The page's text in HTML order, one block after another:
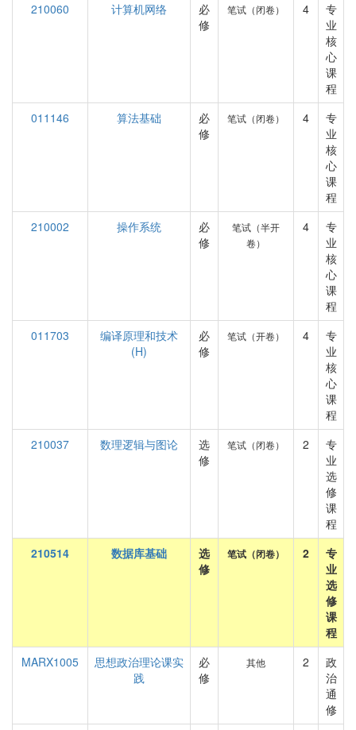
210060
计算机网络
必
修
笔试（闭卷） 4
专
业
核
心
课
程
011146
算法基础
必
修
笔试（闭卷） 4
专
业
核
心
课
程
210002
操作系统
必
修
笔试（半开
卷）
4
专
业
核
心
课
程
011703
编译原理和技术
(H)
必
修
笔试（开卷） 4
专
业
核
心
课
程
210037
数理逻辑与图论
选
修
笔试（闭卷） 2
专
业
选
修
课
程
210514
数据库基础
选
修
笔试（闭卷） 2
专
业
选
修
课
程
MARX1005
思想政治理论课实
践
必
修
其他 2
政
治
通
修